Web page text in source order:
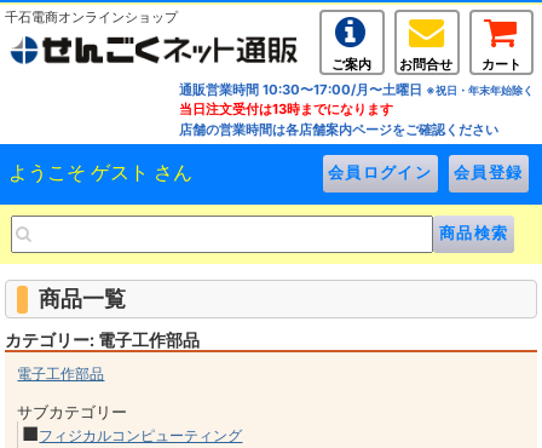
千石電商オンラインショップ
ご案内 お問合せ
カート
通販営業時間 10:30〜17:00/月〜土曜日 ※祝日・年末年始除く
当日注文受付は13時までになります
店舗の営業時間は各店舗案内ページをご確認ください
ようこそ ゲスト さん
商品一覧
カテゴリー: 電子工作部品
電子工作部品
サブカテゴリー
■フィジカルコンピューティング